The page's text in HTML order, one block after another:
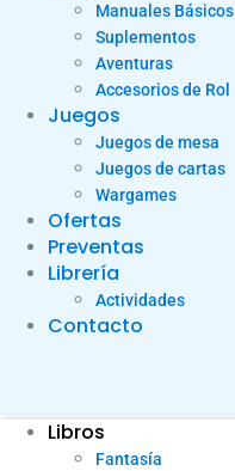
Manuales Básicos
Suplementos
Aventuras
Accesorios de Rol
Juegos
Juegos de mesa
Juegos de cartas
Wargames
Ofertas
Preventas
Librería
Actividades
Contacto
Libros
Fantasía